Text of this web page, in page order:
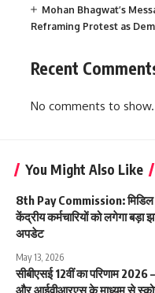
Mohan Bhagwat’s
Reframing Protest as
Recent
No comments to show.
You Might Also Like
8th Pay Commission: मिडिल
केंद्रीय कर्मचारियों को लगेगा बड़ा
अपडेट
May 13, 2026
सीबीएसई 12वीं का परिणाम 2026
और आईवीआरएस के माध्यम से